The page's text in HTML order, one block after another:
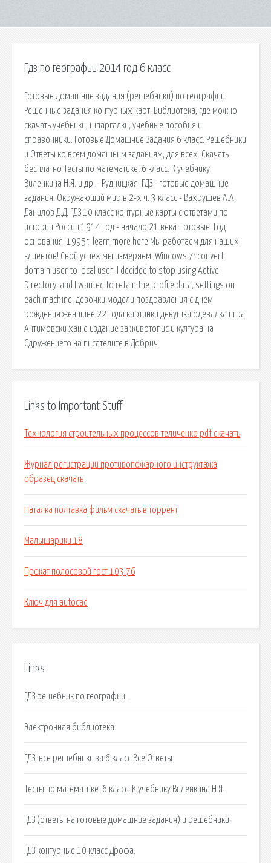
Гдз по географии 2014 год 6 класс
Готовые домашние задания (решебники) по географии
Решенные задания контурных карт. Библиотека, где можно
скачать учебники, шпаргалки, учебные пособия и
справочники. Готовые Домашние Задания 6 класс. Решебники
и Ответы ко всем домашним заданиям, для всех. Скачать
бесплатно Тесты по математике. 6 класс. К учебнику
Виленкина Н.Я. и др. - Рудницкая. ГДЗ - готовые домашние
задания. Окружающий мир в 2-х ч. 3 класс - Вахрушев А.А.,
Данилов Д.Д. ГДЗ 10 класс контурные карты с ответами по
истории России 1914 год - начало 21 века. Готовые. Год
основания: 1995г. learn more here Мы работаем для наших
клиентов! Свой успех мы измеряем. Windows 7: convert
domain user to local user. I decided to stop using Active
Directory, and I wanted to retain the profile data, settings on
each machine. девочки модели поздравления с днем
рождения женщине 22 года картинки девушка одевалка игра.
Антимовски хан е издание за животопис и култура на
Сдружението на писателите в Добрич.
Links to Important Stuff
Технология строительных процессов теличенко pdf скачать
Журнал регистрации противопожарного инструктажа
образец скачать
Наталка полтавка фильм скачать в торрент
Малышарики 18
Прокат полосовой гост 103 76
Ключ для autocad
Links
ГДЗ решебник по географии.
Электронная библиотека.
ГДЗ, все решебники за 6 класс Все Ответы.
Тесты по математике. 6 класс. К учебнику Виленкина Н.Я.
ГДЗ (ответы на готовые домашние задания) и решебники.
ГДЗ контурные 10 класс Дрофа.